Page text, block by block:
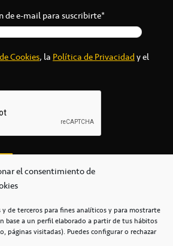
el consentimiento de
de terceros para fines analíticos y para mostrarte
base a un perfil elaborado a partir de tus hábitos
páginas visitadas). Puedes configurar o rechazar
de e-mail para suscribirte*
Cookies, laPolítica de Privacidady el
684